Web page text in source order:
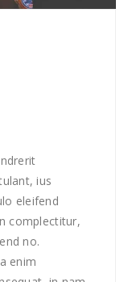
ius
eleifend
complectitur,
no.
enim